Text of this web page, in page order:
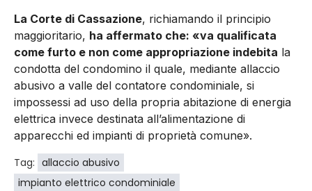
La Corte di Cassazione, richiamando il principio
maggioritario, ha affermato che: «va qualificata
come furto e non come appropriazione indebita la
condotta del condomino il quale, mediante allaccio
abusivo a valle del contatore condominiale, si
impossessi ad uso della propria abitazione di energia
elettrica invece destinata all’alimentazione di
apparecchi ed impianti di proprietà comune».
Tag: allaccio abusivo
impianto elettrico condominiale